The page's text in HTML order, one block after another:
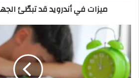
ميزات في أندرويد قد تبطّئ
اكتشاف
أنماط
بيولوجية
مختلفة